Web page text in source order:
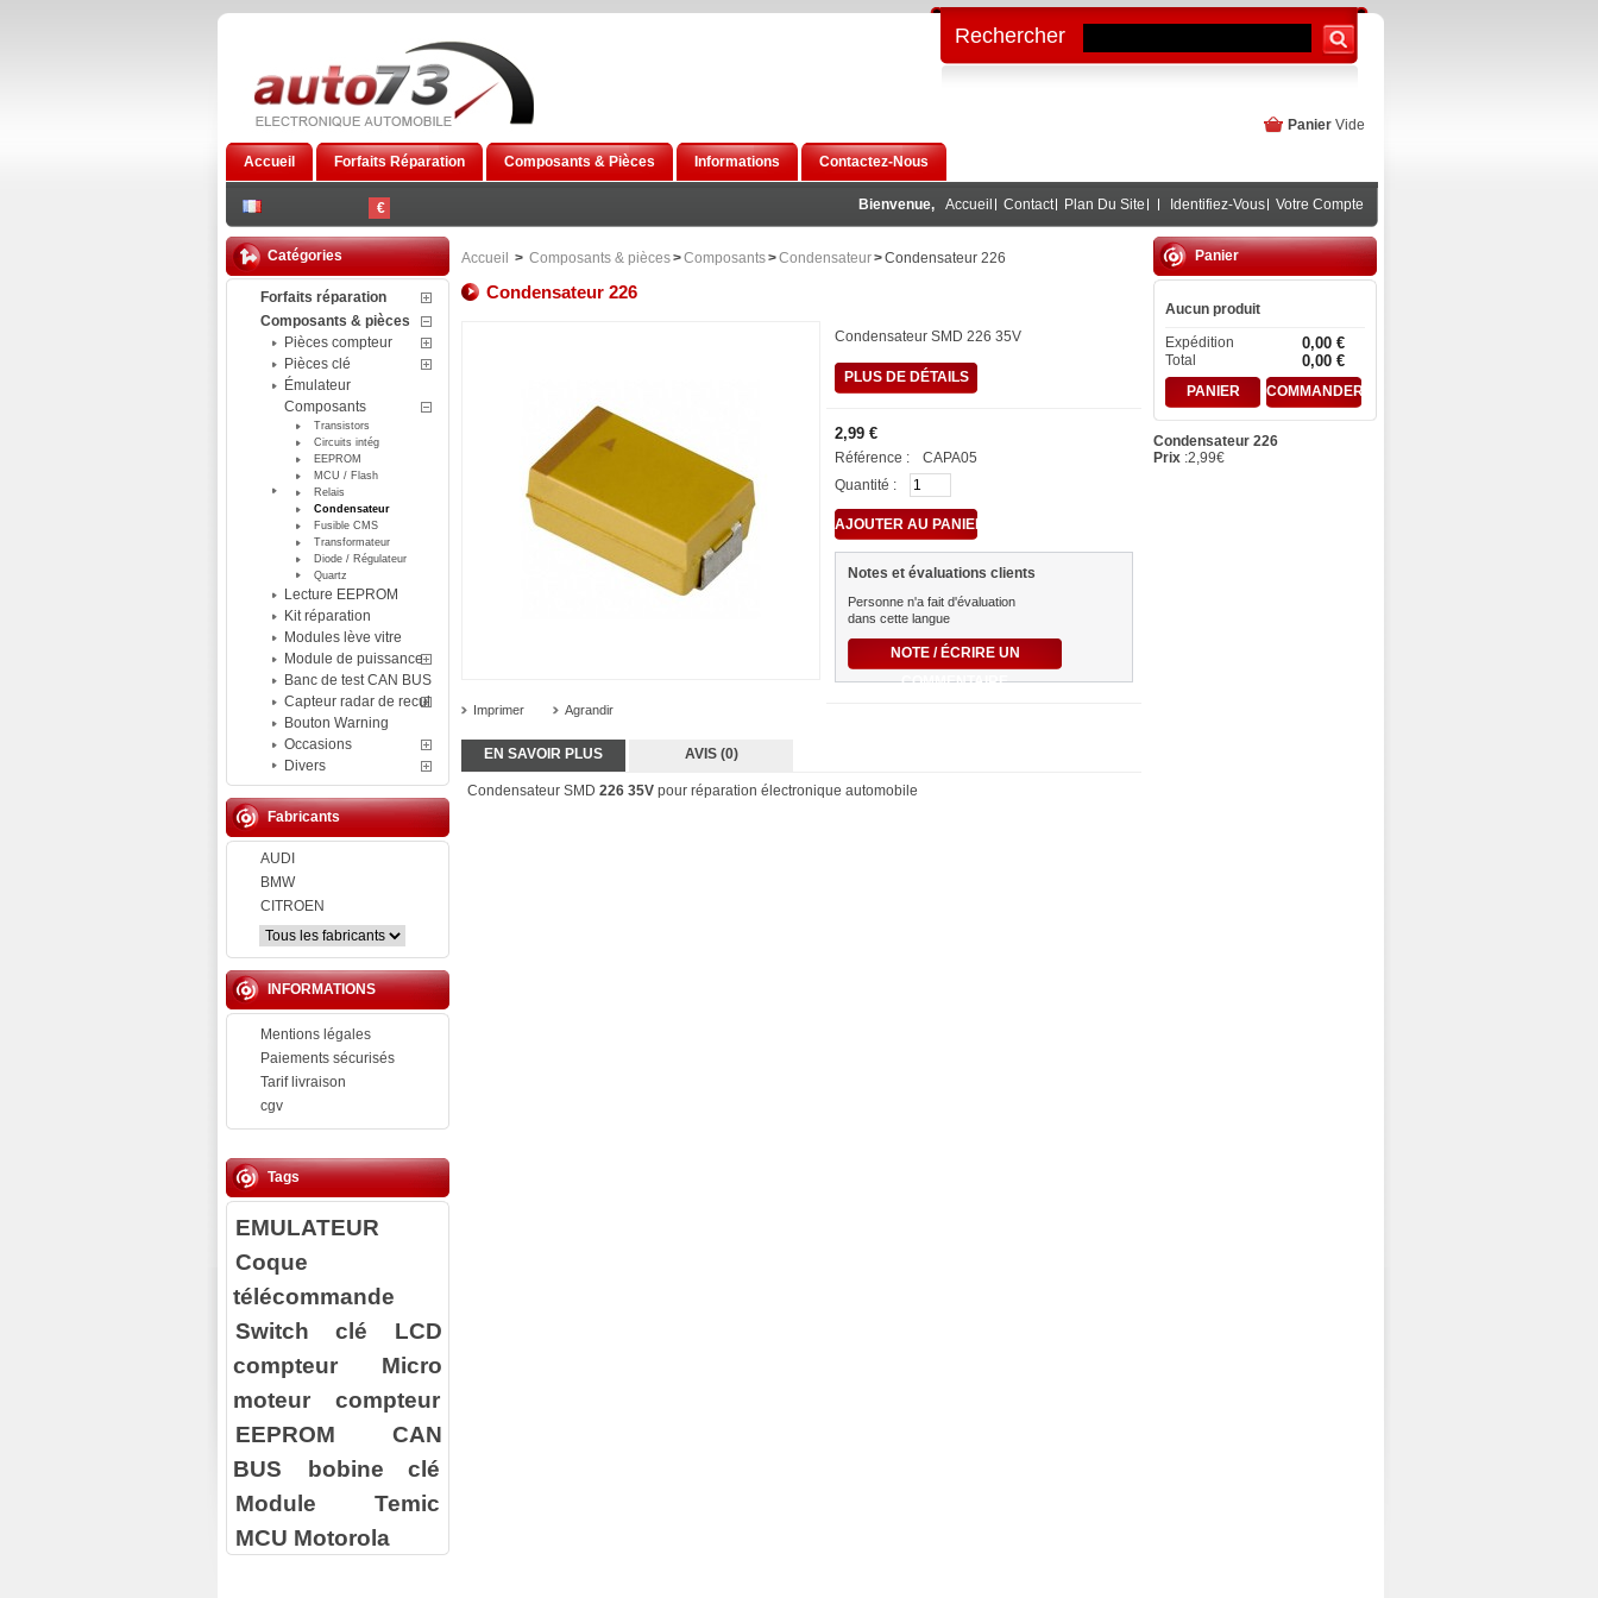
€
Accueil Forfaits Réparation Composants & Pièces Informations Contactez-Nous
Panier Vide
Bienvenue, Accueil Contact Plan Du Site Identifiez-Vous Votre Compte
Rechercher
Catégories
Forfaits réparation
Composants & pièces
Pièces compteur
Pièces clé
Émulateur
Composants
Transistors
Circuits intég
EEPROM
MCU / Flash
Relais
Condensateur
Fusible CMS
Transformateur
Diode / Régulateur
Quartz
Lecture EEPROM
Kit réparation
Modules lève vitre
Module de puissance
Banc de test CAN BUS
Capteur radar de recul
Bouton Warning
Occasions
Divers
Fabricants
AUDI
BMW
CITROEN
INFORMATIONS
Mentions légales
Paiements sécurisés
Tarif livraison
cgv
Tags
EMULATEUR
Coque
télécommande
Switch clé
LCD
compteur
Micro
moteur compteur
EEPROM
CAN
BUS
bobine clé
Module Temic
MCU Motorola
Accueil > Composants & pièces>Composants>Condensateur>Condensateur 226
Condensateur 226
Imprimer Agrandir
Condensateur SMD 226 35V
PLUS DE DÉTAILS
2,99 €
Référence :
CAPA05
Quantité :
Notes et évaluations clients
Personne n'a fait d'évaluation
dans cette langue
NOTE / ÉCRIRE UN
COMMENTAIRE
EN SAVOIR PLUS AVIS (0)
Condensateur SMD 226 35V pour réparation électronique automobile
Panier
Aucun produit
Expédition
0,00 €
Total 0,00 €
PANIER COMMANDER
Condensateur 226
Prix :2,99€